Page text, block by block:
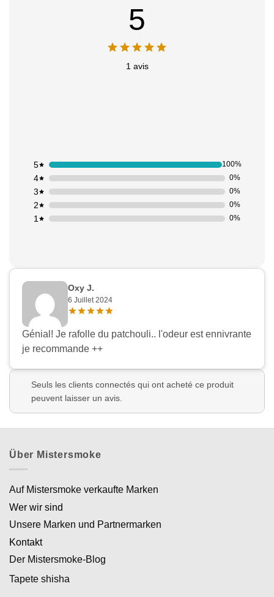
5
1 avis
1 0%
2 0%
3 0%
4 0%
5 100%
Oxy J.
6 Juillet 2024
Génial! Je rafolle du patchouli.. l'odeur est ennivrante
je recommande ++
Seuls les clients connectés qui ont acheté ce produit
peuvent laisser un avis.
Über Mistersmoke
Auf Mistersmoke verkaufte Marken
Wer wir sind
Unsere Marken und Partnermarken
Kontakt
Der Mistersmoke-Blog
Tapete shisha